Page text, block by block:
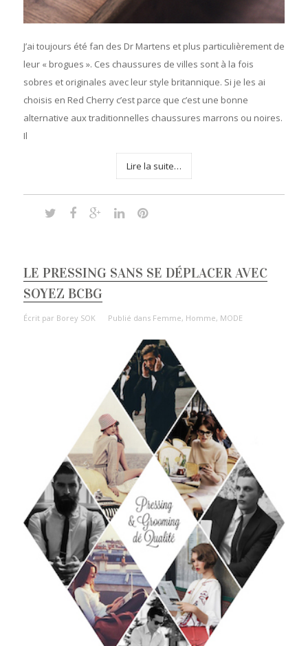
J’ai toujours été fan des Dr Martens et plus particulièrement de
leur « brogues ». Ces chaussures de villes sont à la fois
sobres et originales avec leur style britannique. Si je les ai
choisis en Red Cherry c’est parce que c’est une bonne
alternative aux traditionnelles chaussures marrons ou noires.
Il
Lire la suite…
LE PRESSING SANS SE DÉPLACER AVEC
SOYEZ BCBG
Écrit par Borey SOK Publié dans Femme, Homme, MODE